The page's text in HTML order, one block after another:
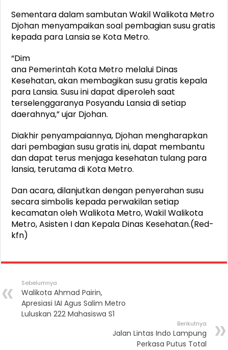
Sementara dalam sambutan Wakil Walikota Metro
Djohan menyampaikan soal pembagian susu gratis
kepada para Lansia se Kota Metro.
“Dim
ana Pemerintah Kota Metro melalui Dinas
Kesehatan, akan membagikan susu gratis kepala
para Lansia. Susu ini dapat diperoleh saat
terselenggaranya Posyandu Lansia di setiap
daerahnya,” ujar Djohan.
Diakhir penyampaiannya, Djohan mengharapkan
dari pembagian susu gratis ini, dapat membantu
dan dapat terus menjaga kesehatan tulang para
lansia, terutama di Kota Metro.
Dan acara, dilanjutkan dengan penyerahan susu
secara simbolis kepada perwakilan setiap
kecamatan oleh Walikota Metro, Wakil Walikota
Metro, Asisten I dan Kepala Dinas Kesehatan.(Red-
kfn)
Sebelumnya
Walikota Ahmad Pairin,
Apresiasi IAI Agus Salim Metro
Luluskan 222 Mahasiswa S1
Berikutnya
Jalan Lintas Indo Lampung
Perkasa Putus Total